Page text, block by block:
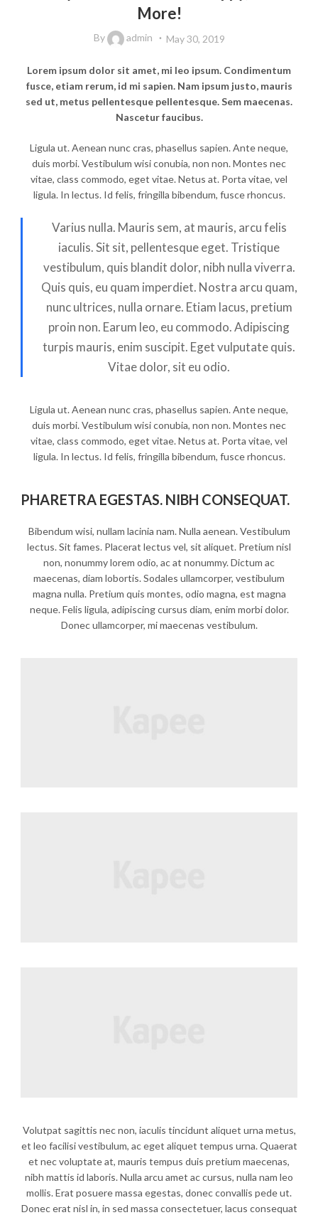
More!
By admin May 30, 2019
Lorem ipsum dolor sit amet, mi leo ipsum. Condimentum
fusce, etiam rerum, id mi sapien. Nam ipsum justo, mauris
sed ut, metus pellentesque pellentesque. Sem maecenas.
Nascetur faucibus.
Ligula ut. Aenean nunc cras, phasellus sapien. Ante neque,
duis morbi. Vestibulum wisi conubia, non non. Montes nec
vitae, class commodo, eget vitae. Netus at. Porta vitae, vel
ligula. In lectus. Id felis, fringilla bibendum, fusce rhoncus.
Varius nulla. Mauris sem, at mauris, arcu felis
iaculis. Sit sit, pellentesque eget. Tristique
vestibulum, quis blandit dolor, nibh nulla viverra.
Quis quis, eu quam imperdiet. Nostra arcu quam,
nunc ultrices, nulla ornare. Etiam lacus, pretium
proin non. Earum leo, eu commodo. Adipiscing
turpis mauris, enim suscipit. Eget vulputate quis.
Vitae dolor, sit eu odio.
Ligula ut. Aenean nunc cras, phasellus sapien. Ante neque,
duis morbi. Vestibulum wisi conubia, non non. Montes nec
vitae, class commodo, eget vitae. Netus at. Porta vitae, vel
ligula. In lectus. Id felis, fringilla bibendum, fusce rhoncus.
PHARETRA EGESTAS. NIBH CONSEQUAT.
Bibendum wisi, nullam lacinia nam. Nulla aenean. Vestibulum
lectus. Sit fames. Placerat lectus vel, sit aliquet. Pretium nisl
non, nonummy lorem odio, ac at nonummy. Dictum ac
maecenas, diam lobortis. Sodales ullamcorper, vestibulum
magna nulla. Pretium quis montes, odio magna, est magna
neque. Felis ligula, adipiscing cursus diam, enim morbi dolor.
Donec ullamcorper, mi maecenas vestibulum.
Volutpat sagittis nec non, iaculis tincidunt aliquet urna metus,
et leo facilisi vestibulum, ac eget aliquet tempus urna. Quaerat
et nec voluptate at, mauris tempus duis pretium maecenas,
nibh mattis id laboris. Nulla arcu amet ac cursus, nulla nam leo
mollis. Erat posuere massa egestas, donec convallis pede ut.
Donec erat nisl in, in sed massa consectetuer, lacus consequat